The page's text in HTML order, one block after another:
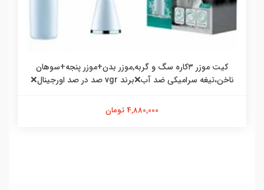
کیت موزر ۳کاره سگ و گربه,موزر بدن+موزر پنجه+سوهان
ناخن،تیغه سرامیکی ضد آب❌برند vgr صد در صد اورجینال❌
4,880,000 تومان